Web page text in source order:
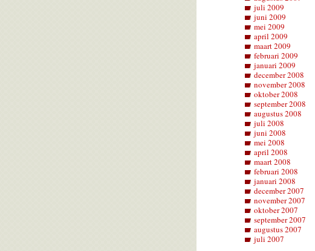
juli 2009
juni 2009
mei 2009
april 2009
maart 2009
februari 2009
januari 2009
december 2008
november 2008
oktober 2008
september 2008
augustus 2008
juli 2008
juni 2008
mei 2008
april 2008
maart 2008
februari 2008
januari 2008
december 2007
november 2007
oktober 2007
september 2007
augustus 2007
juli 2007